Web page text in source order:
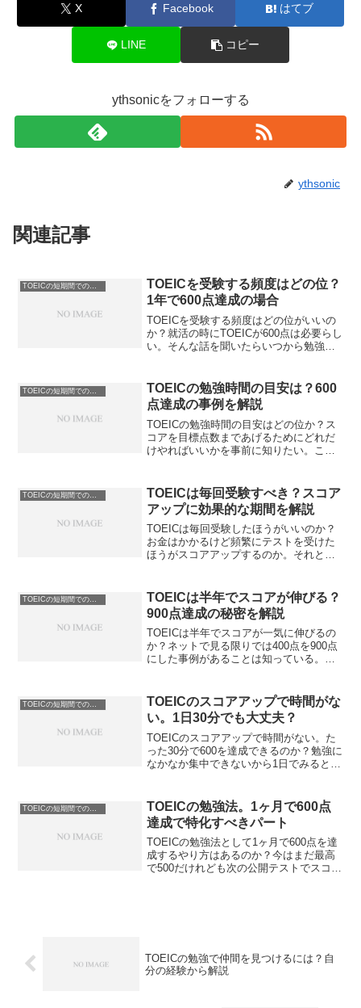
X Facebook はてブ
LINE コピー
ythsonicをフォローする
ythsonic
関連記事
TOEICの短期間でのスコアアップ
TOEICを受験する頻度はどの位？
1年で600点達成の場合
TOEICを受験する頻度はどの位がいいの
か？就活の時にTOEICが600点は必要らし
い。そんな話を聞いたらいつから勉強し
TOEICを受験する頻度はどうすればいい
かを解説します。
TOEICの勉強時間の目安は？600
点達成の事例を解説
TOEICの勉強時間の目安はどの位か？ス
コアを目標点数まであげるためにどれだ
けやればいいかを事前に知りたい。これ
の目安を解説します。就活を目的とされ
ている方は必見です。
TOEICは毎回受験すべき？スコア
アップに効果的な期間を解説
TOEICは毎回受験したほうがいいのか？
お金はかかるけど頻繁にテストを受けた
ほうがスコアアップするのか。それとも
説します。実際の経験からの具体的な数
値もお伝えします。
TOEICの短期間でのスコアアップ
TOEICは半年でスコアが伸びる？
900点達成の秘密を解説
TOEICは半年でスコアが一気に伸びるの
か？ネットで見る限りでは400点を900点
にした事例があることは知っている。で
TOEICは半年でスコアが伸びるかを解説
します。初心者の方必見です。
TOEICのスコアアップで時間がな
い。1日30分でも大丈夫？
TOEICのスコアアップで時間がない。た
った30分で600を達成できるのか？勉強に
なかなか集中できないから1日でみるとご
時間がとれない場合を解説します。今400
台の方必見。
TOEICの勉強法。1ヶ月で600点
達成で特化すべきパート
TOEICの勉強法として1ヶ月で600点を達
成するやり方はあるのか？今はまだ最高
で500だけれども次の公開テストでスコア
TOEICの勉強で仲間を見つけるには？自
分の経験から解説